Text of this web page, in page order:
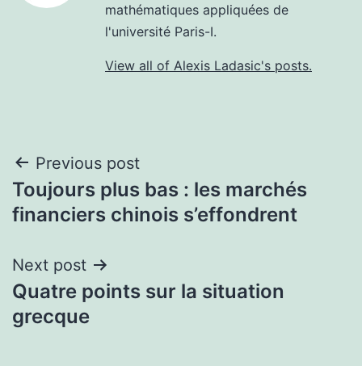
mathématiques appliquées de
l'université Paris-I.
View all of Alexis Ladasic's posts.
Post
navigation
Previous post
Toujours plus bas : les marchés
financiers chinois s’effondrent
Next post
Quatre points sur la situation
grecque